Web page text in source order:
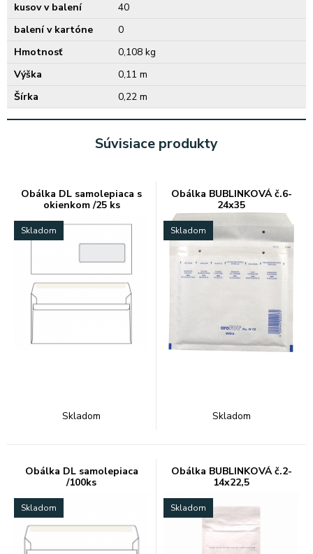
kusov v balení
40
balení v kartóne
0
Hmotnosť
0,108 kg
Výška
0,11 m
Šírka
0,22 m
Súvisiace produkty
Obálka DL samolepiaca s
okienkom /25 ks
Skladom
Skladom
Obálka BUBLINKOVÁ č.6-
24x35
Skladom
Skladom
Obálka DL samolepiaca
/100ks
Skladom
Obálka BUBLINKOVÁ č.2-
14x22,5
Skladom